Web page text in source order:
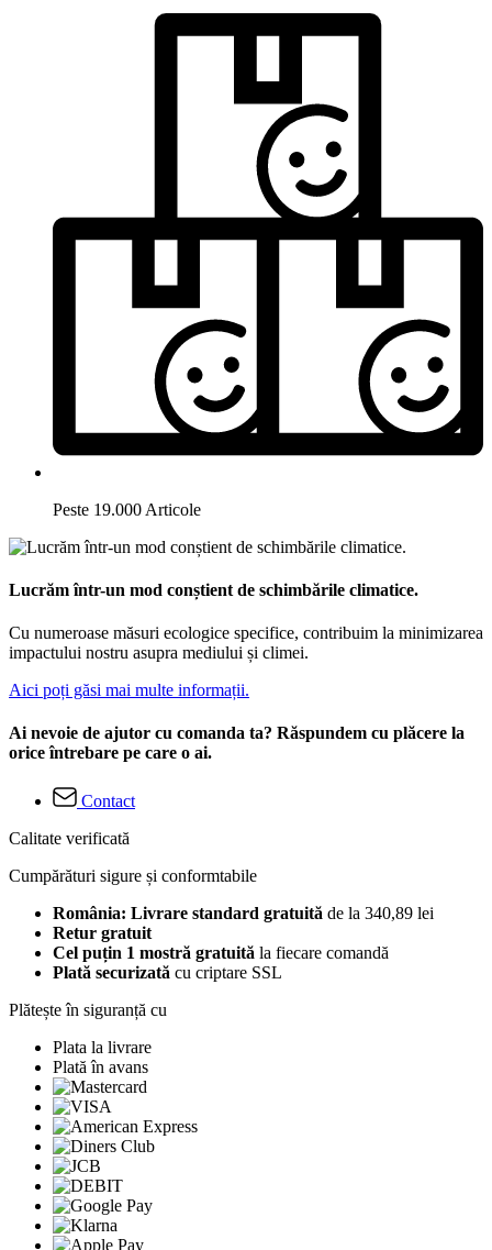
Peste 19.000 Articole
Lucrăm într-un mod conștient de schimbările climatice.
Cu numeroase măsuri ecologice specifice, contribuim la minimizarea
impactului nostru asupra mediului și climei.
Aici poți găsi mai multe informații.
Ai nevoie de ajutor cu comanda ta? Răspundem cu plăcere la
orice întrebare pe care o ai.
Contact
Calitate verificată
Cumpărături sigure și conformtabile
România: Livrare standard gratuită de la 340,89 lei
Retur gratuit
Cel puțin 1 mostră gratuită la fiecare comandă
Plată securizată cu criptare SSL
Plătește în siguranță cu
Plata la livrare
Plată în avans